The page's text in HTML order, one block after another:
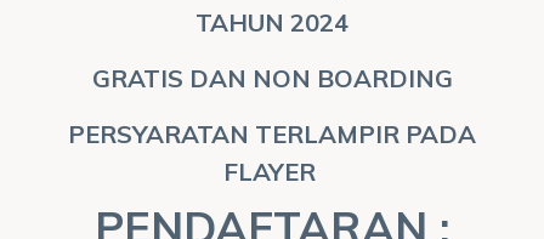
TAHUN 2024
GRATIS DAN NON BOARDING
PERSYARATAN TERLAMPIR PADA
FLAYER
PENDAFTARAN :